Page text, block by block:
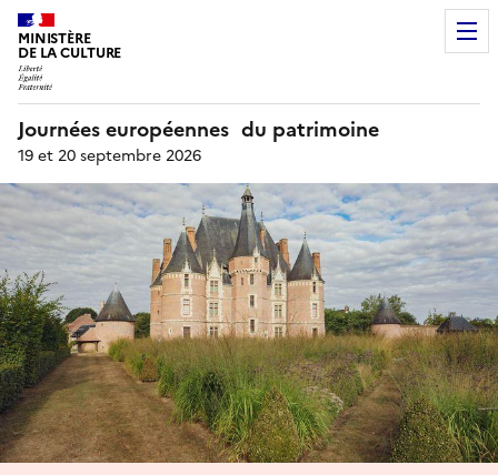
MINISTÈRE
DE LA CULTURE
Journées européennes du patrimoine
19 et 20 septembre 2026